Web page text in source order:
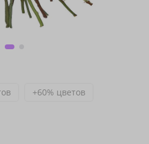
+60% цветов